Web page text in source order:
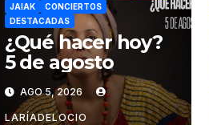
JAIAK
CONCIERTOS
DESTACADAS
¿Qué hacer hoy?
5 de agosto
AGO 5, 2026
LARÍADELOCIO